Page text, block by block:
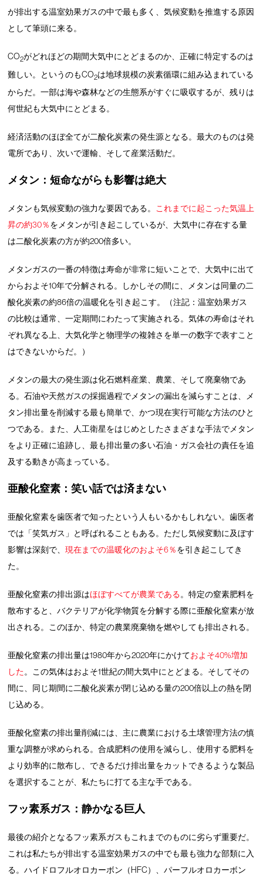
が排出する温室効果ガスの中で最も多く、気候変動を推進する原因
として筆頭に来る。
CO2がどれほどの期間大気中にとどまるのか、正確に特定するのは
難しい。というのもCO2は地球規模の炭素循環に組み込まれている
からだ。一部は海や森林などの生態系がすぐに吸収するが、残りは
何世紀も大気中にとどまる。
経済活動のほぼ全てが二酸化炭素の発生源となる。最大のものは発
電所であり、次いで運輸、そして産業活動だ。
メタン：短命ながらも影響は絶大
メタンも気候変動の強力な要因である。 これまでに起こった気温上
昇の約30％をメタンが引き起こしているが、大気中に存在する量
は二酸化炭素の方が約200倍多い。
メタンガスの一番の特徴は寿命が非常に短いことで、大気中に出て
からおよそ10年で分解される。しかしその間に、メタンは同量の二
酸化炭素の約86倍の温暖化を引き起こす。（注記：温室効果ガス
の比較は通常、一定期間にわたって実施される。気体の寿命はそれ
ぞれ異なる上、大気化学と物理学の複雑さを単一の数字で表すこと
はできないからだ。）
メタンの最大の発生源は化石燃料産業、農業、そして廃棄物であ
る。石油や天然ガスの採掘過程でメタンの漏出を減らすことは、メ
タン排出量を削減する最も簡単で、かつ現在実行可能な方法のひと
つである。また、人工衛星をはじめとしたさまざまな手法でメタン
をより正確に追跡し、最も排出量の多い石油・ガス会社の責任を追
及する動きが高まっている。
亜酸化窒素：笑い話では済まない
亜酸化窒素を歯医者で知ったという人もいるかもしれない。歯医者
では「笑気ガス」と呼ばれることもある。ただし気候変動に及ぼす
影響は深刻で、現在までの温暖化のおよそ6％を引き起こしてき
た。
亜酸化窒素の排出源はほぼすべてが農業である。特定の窒素肥料を
散布すると、バクテリアが化学物質を分解する際に亜酸化窒素が放
出される。このほか、特定の農業廃棄物を燃やしても排出される。
亜酸化窒素の排出量は1980年から2020年にかけておよそ40%増加
した。この気体はおよそ1世紀の間大気中にとどまる。そしてその
間に、同じ期間に二酸化炭素が閉じ込める量の200倍以上の熱を閉
じ込める。
亜酸化窒素の排出量削減には、主に農業における土壌管理方法の慎
重な調整が求められる。合成肥料の使用を減らし、使用する肥料を
より効率的に散布し、できるだけ排出量をカットできるような製品
を選択することが、私たちに打てる主な手である。
フッ素系ガス：静かなる巨人
最後の紹介となるフッ素系ガスもこれまでのものに劣らず重要だ。
これは私たちが排出する温室効果ガスの中でも最も強力な部類に入
る。ハイドロフルオロカーボン（HFC）、パーフルオロカーボン